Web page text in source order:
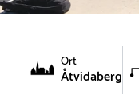
Ort
Åtvidaberg